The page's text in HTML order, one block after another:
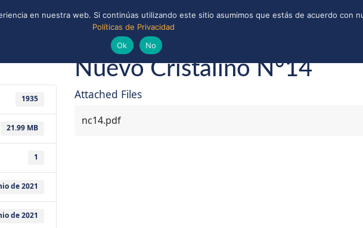
CONVENIOS Y ALIANZAS
BIBLIOTECA
Guías y Scouts de Chile
1935
21.99 MB
1
de 2021
de 2021
Nuevo Cristalino N°14
Attached Files
nc14.pdf
en nuestra web. Si continúas utilizando este sitio asumimos que estás de acuerdo con
Políticas de Privacidad
Ok
No